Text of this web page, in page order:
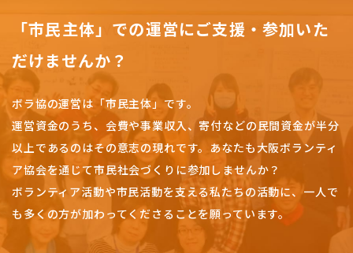
「市民主体」での運営にご支援・参加いた
だけませんか？
ボラ協の運営は「市民主体」です。
運営資金のうち、会費や事業収入、寄付などの民間資金が半分
以上であるのはその意志の現れです。 あなたも大阪ボランティ
ア協会を通じて市民社会づくりに参加しませんか？
ボランティア活動や市民活動を支える私たちの活動に、一人で
も多くの方が加わってくださることを願っています。